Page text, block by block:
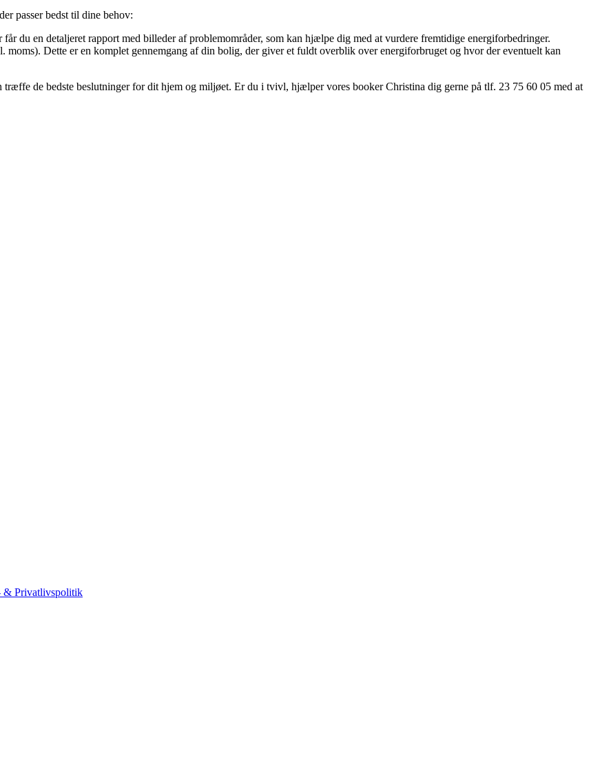
passer bedst til dine behov:
du en detaljeret rapport med billeder af problemområder, som kan hjælpe dig med at vurdere fremtidige energiforbedringer.
Dette er en komplet gennemgang af din bolig, der giver et fuldt overblik over energiforbruget og hvor der eventuelt kan
de bedste beslutninger for dit hjem og miljøet. Er du i tvivl, hjælper vores booker Christina dig gerne på tlf. 23 75 60 05 med at
& Privatlivspolitik